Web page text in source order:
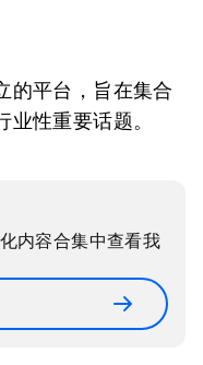
的平台，旨在集合
性重要话题。
内容合集中查看我